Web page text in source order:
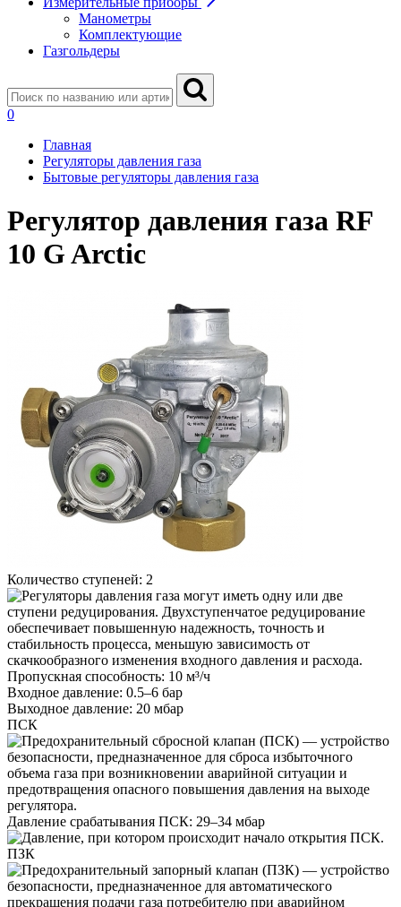
Манометры
Комплектующие
Газгольдеры
0
Главная
Регуляторы давления газа
Бытовые регуляторы давления газа
Регулятор давления газа RF
10 G Arctic
Количество ступеней: 2
Пропускная способность: 10 м³/ч
Входное давление: 0.5–6 бар
Выходное давление: 20 мбар
ПСК
Давление срабатывания ПСК: 29–34 мбар
ПЗК